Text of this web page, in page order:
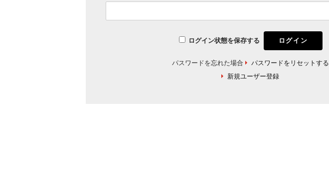
ログイン状態を保存する
パスワードを忘れた場合
パスワードをリセットする
新規ユーザー登録